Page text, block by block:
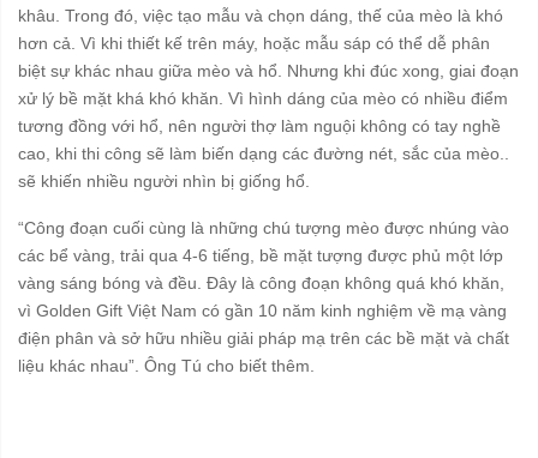
khâu. Trong đó, việc tạo mẫu và chọn dáng, thế của mèo là khó
hơn cả. Vì khi thiết kế trên máy, hoặc mẫu sáp có thể dễ phân
biệt sự khác nhau giữa mèo và hổ. Nhưng khi đúc xong, giai đoạn
xử lý bề mặt khá khó khăn. Vì hình dáng của mèo có nhiều điểm
tương đồng với hổ, nên người thợ làm nguội không có tay nghề
cao, khi thi công sẽ làm biến dạng các đường nét, sắc của mèo..
sẽ khiến nhiều người nhìn bị giống hổ.
“Công đoạn cuối cùng là những chú tượng mèo được nhúng vào
các bể vàng, trải qua 4-6 tiếng, bề mặt tượng được phủ một lớp
vàng sáng bóng và đều. Đây là công đoạn không quá khó khăn,
vì Golden Gift Việt Nam có gần 10 năm kinh nghiệm về mạ vàng
điện phân và sở hữu nhiều giải pháp mạ trên các bề mặt và chất
liệu khác nhau”. Ông Tú cho biết thêm.